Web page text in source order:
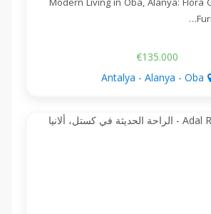
€135.000
Antalya - Alanya - Oba